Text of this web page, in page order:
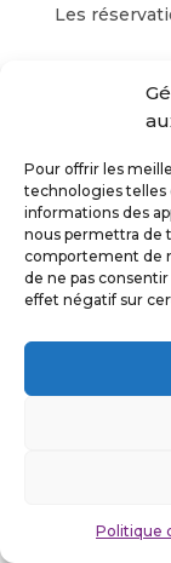
Pour offrir les
technologies telles
informations des
nous permettra de
comportement de
de ne pas
effet négatif sur
Politique
Les